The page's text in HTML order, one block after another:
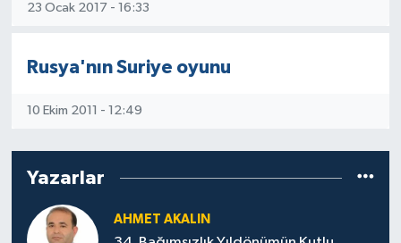
23 Ocak 2017 - 16:33
Rusya'nın Suriye oyunu
10 Ekim 2011 - 12:49
Yazarlar
AHMET AKALIN